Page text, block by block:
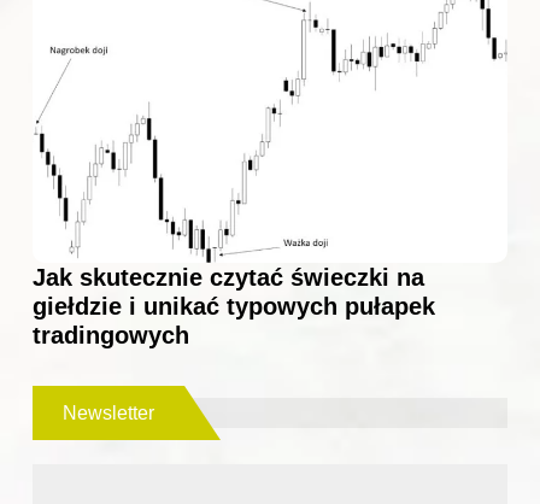
Jak skutecznie czytać świeczki na
giełdzie i unikać typowych pułapek
tradingowych
Newsletter